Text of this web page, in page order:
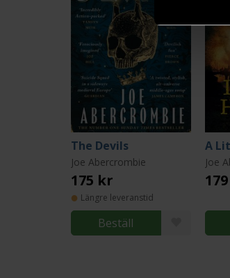
The Devils
Joe Abercrombie
175 kr
Längre leveranstid
Beställ
A
Joe